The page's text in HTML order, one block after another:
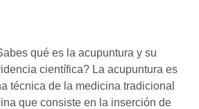
qué es la acupuntura y su
científica? La acupuntura es
técnica de la medicina tradicional
que consiste en la inserción de